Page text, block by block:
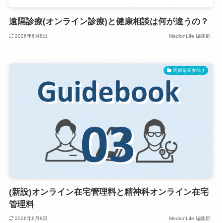
遠隔診療(オンライン診療)と健康相談は何が違うの？
2026年6月8日 MedionLife 編集部
医療業界者向け
(新設)オンライン在宅管理料と精神科オンライン在宅
管理料
2026年6月8日 MedionLife 編集部